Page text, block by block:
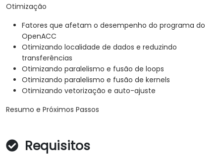
Otimização
Fatores que afetam o desempenho do programa do
OpenACC
Otimizando localidade de dados e reduzindo
transferências
Otimizando paralelismo e fusão de loops
Otimizando paralelismo e fusão de kernels
Otimizando vetorização e auto-ajuste
Resumo e Próximos Passos
Requisitos